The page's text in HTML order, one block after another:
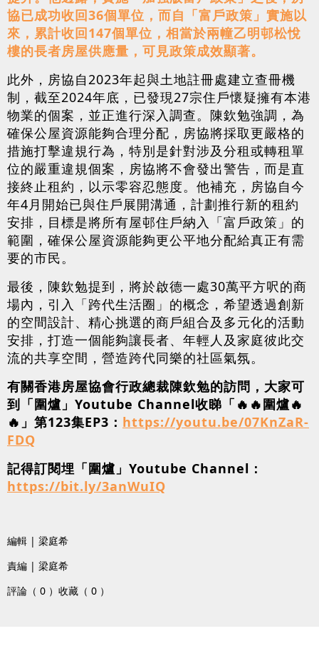
協已成功收回36個單位，而自「富戶政策」實施以
來，累計收回147個單位，相當於兩幢乙明邨松悅
樓的長者房屋供應量，可見政策成效顯著。
此外，房協自2023年起與土地註冊處建立查冊機
制，截至2024年底，已發現27宗住戶懷疑擁有本港
物業的個案，並正進行深入調查。陳欽勉強調，為
確保公屋資源能夠合理分配，房協將採取更嚴格的
措施打擊違規行為，特別是針對涉及分租或轉租單
位的嚴重違規個案，房協將不會發出警告，而是直
接終止租約，以示零容忍態度。他補充，房協自今
年4月開始已與住戶展開溝通，計劃推行新的租約
安排，目標是將所有屋邨住戶納入「富戶政策」的
範圍，確保公屋資源能夠更公平地分配給真正有需
要的市民。
最後，陳欽勉提到，將於啟德一處30萬平方呎的商
場內，引入「跨代生活圈」的概念，希望透過創新
的空間設計、精心挑選的商戶組合及多元化的活動
安排，打造一個能夠讓長者、年輕人及家庭彼此交
流的共享空間，營造跨代同樂的社區氣氛。
有關香港房屋協會行政總裁陳欽勉的訪問，大家可
到「圍爐」Youtube Channel收睇「🔥🔥圍爐🔥
🔥」第123集EP3： https://youtu.be/07KnZaR-
FDQ
記得訂閱埋「圍爐」Youtube Channel：
https://bit.ly/3anWuIQ
編輯 | 梁庭希
責編 | 梁庭希
評論（ 0 ） 收藏（ 0 ）